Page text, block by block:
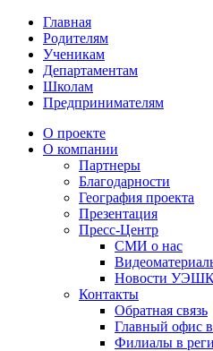
Главная
Родителям
Ученикам
Департаментам
Школам
Предпринимателям
О проекте
О компании
Партнеры
Благодарности
География проекта
Презентация
Пресс-Центр
СМИ о нас
Новости
Контакты
Обратная связь
Главный офис
Филиалы в